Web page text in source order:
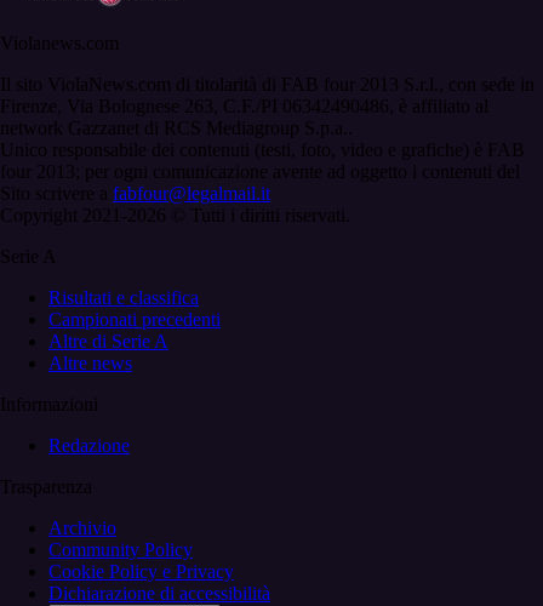
Violanews.com
Il sito ViolaNews.com di titolarità di FAB four 2013 S.r.l., con sede in
Firenze, Via Bolognese 263, C.F./PI 06342490486, è affiliato al
network Gazzanet di RCS Mediagroup S.p.a..
Unico responsabile dei contenuti (testi, foto, video e grafiche) è FAB
four 2013; per ogni comunicazione avente ad oggetto i contenuti del
Sito scrivere a fabfour@legalmail.it
Copyright 2021-2026 © Tutti i diritti riservati.
Serie A
Risultati e classifica
Campionati precedenti
Altre di Serie A
Altre news
Informazioni
Redazione
Trasparenza
Archivio
Community Policy
Cookie Policy e Privacy
Dichiarazione di accessibilità